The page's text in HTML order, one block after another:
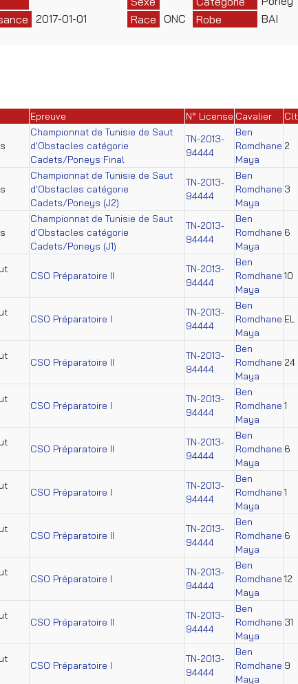
2017-01-01
Race ONC
Robe
BAI
Epreuve N° License Cavalier Clt
Championnat de Tunisie de Saut
d'Obstacles catégorie
Cadets/Poneys Final
TN-2013-
94444
Ben
Romdhane
Maya
2
Championnat de Tunisie de Saut
d'Obstacles catégorie
Cadets/Poneys (J2)
TN-2013-
94444
Ben
Romdhane
Maya
3
Championnat de Tunisie de Saut
d'Obstacles catégorie
Cadets/Poneys (J1)
TN-2013-
94444
Ben
Romdhane
Maya
6
CSO Préparatoire II
TN-2013-
94444
Ben
Romdhane
Maya
10
CSO Préparatoire I
TN-2013-
94444
Ben
Romdhane
Maya
EL
CSO Préparatoire II
TN-2013-
94444
Ben
Romdhane
Maya
24
CSO Préparatoire I
TN-2013-
94444
Ben
Romdhane
Maya
1
CSO Préparatoire II
TN-2013-
94444
Ben
Romdhane
Maya
6
CSO Préparatoire I
TN-2013-
94444
Ben
Romdhane
Maya
1
CSO Préparatoire II
TN-2013-
94444
Ben
Romdhane
Maya
6
CSO Préparatoire I
TN-2013-
94444
Ben
Romdhane
Maya
12
CSO Préparatoire II
TN-2013-
94444
Ben
Romdhane
Maya
31
CSO Préparatoire I
TN-2013-
94444
Ben
Romdhane
Maya
9